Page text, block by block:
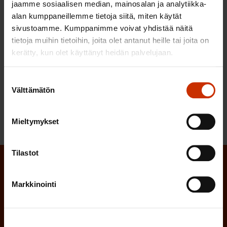
jaamme sosiaalisen median, mainosalan ja analytiikka-
alan kumppaneillemme tietoja siitä, miten käytät
sivustoamme. Kumppanimme voivat yhdistää näitä
tietoja muihin tietoihin, joita olet antanut heille tai joita on
kerätty, kun olet käyttänyt heidän palvelujaan.
valinta
Välttämätön
Mieltymykset
Tilastot
Markkinointi
SAK pitää tärkeänä riittävän strategiarahoituksen
turvaamista ammattikorkeakouluille. Edelleen tulisi
harkita voisiko strategiarahoitus olla asianmukaisella
painokertoimella määriteltynä rahoitusmallissa.
tapahtumista
SAK:n uutiskirje tarjoaa viikottain tutkittua tietoa,